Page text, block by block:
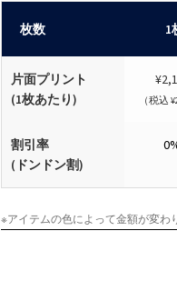
枚数 1
片面プリント
(1枚あたり)
（税込
割引率
(ドンドン割)
※アイテムの色によって金額が変わ